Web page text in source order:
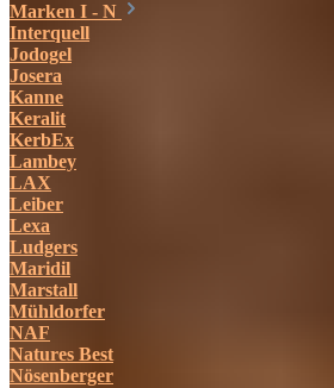
Marken I - N
Interquell
Jodogel
Josera
Kanne
Keralit
KerbEx
Lambey
LAX
Leiber
Lexa
Ludgers
Maridil
Marstall
Mühldorfer
NAF
Natures Best
Nösenberger